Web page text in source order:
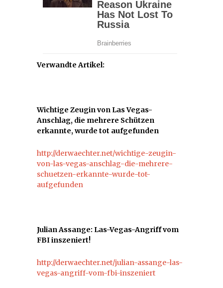
Verwandte Artikel:
Wichtige Zeugin von Las Vegas-
Anschlag, die mehrere Schützen
erkannte, wurde tot aufgefunden
http://derwaechter.net/wichtige-zeugin-
von-las-vegas-anschlag-die-mehrere-
schuetzen-erkannte-wurde-tot-
aufgefunden
Julian Assange: Las-Vegas-Angriff vom
FBI inszeniert!
http://derwaechter.net/julian-assange-las-
vegas-angriff-vom-fbi-inszeniert